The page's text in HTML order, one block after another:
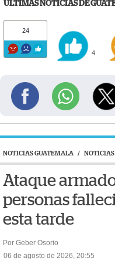
ÚLTIMAS NOTICIAS DE
24
4
NOTICIAS GUATEMALA / NOTICIAS
Ataque
personas
esta tarde
Por Geber Osorio
06 de agosto de 2026, 20:55